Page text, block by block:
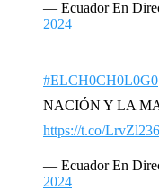
— Ecuador En
2024
#ELCH0CH0L0G0
NACIÓN Y LA
https://t.co/
— Ecuador En
2024